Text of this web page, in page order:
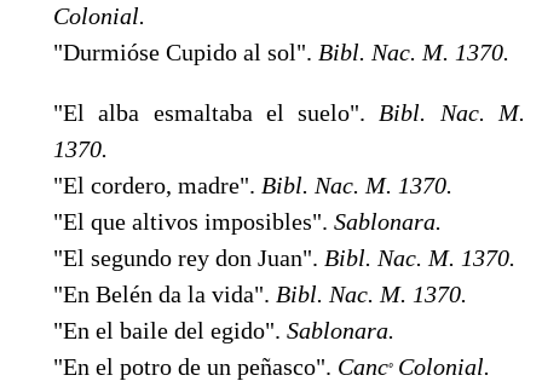
Colonial.
"Durmióse Cupido al sol". Bibl. Nac. M. 1370.
"El alba esmaltaba el suelo". Bibl. Nac. M.
1370.
"El cordero, madre". Bibl. Nac. M. 1370.
"El que altivos imposibles". Sablonara.
"El segundo rey don Juan". Bibl. Nac. M. 1370.
"En Belén da la vida". Bibl. Nac. M. 1370.
"En el baile del egido". Sablonara.
"En el potro de un peñasco". CancºColonial.